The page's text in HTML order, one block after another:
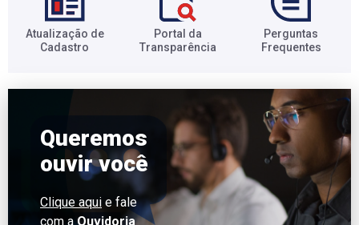
Atualização de
Cadastro​
Portal da
Transparência​
Perguntas
Frequentes​
Queremos
ouvir você
Clique aqui e fale
com a Ouvidoria